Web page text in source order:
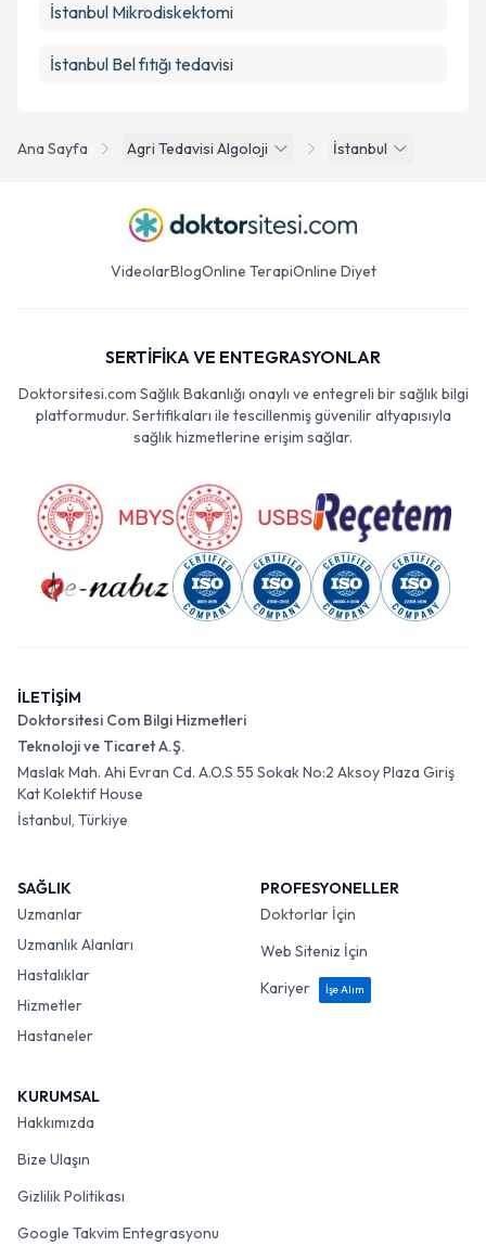
Ana Sayfa Agri Tedavisi Algoloji İstanbul
İstanbul Mikrodiskektomi
İstanbul Bel fıtığı tedavisi
VideolarBlogOnline TerapiOnline Diyet
SERTİFİKA VE ENTEGRASYONLAR
Doktorsitesi.com Sağlık Bakanlığı onaylı ve entegreli bir sağlık bilgi
platformudur. Sertifikaları ile tescillenmiş güvenilir altyapısıyla
sağlık hizmetlerine erişim sağlar.
İLETİŞİM
Doktorsitesi Com Bilgi Hizmetleri
Teknoloji ve Ticaret A.Ş.
Maslak Mah. Ahi Evran Cd. A.O.S 55 Sokak No:2 Aksoy Plaza Giriş
Kat Kolektif House
İstanbul, Türkiye
SAĞLIK
Uzmanlar
Uzmanlık Alanları
Hastalıklar
Hizmetler
Hastaneler
PROFESYONELLER
Doktorlar İçin
Web Siteniz İçin
Kariyer
İşe Alım
KURUMSAL
Hakkımızda
Bize Ulaşın
Gizlilik Politikası
Google Takvim Entegrasyonu